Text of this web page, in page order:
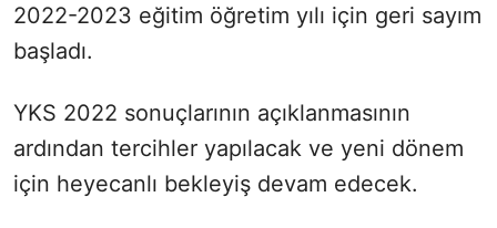
2022-2023 eğitim öğretim yılı için geri sayım
başladı.
YKS 2022 sonuçlarının açıklanmasının
ardından tercihler yapılacak ve yeni dönem
için heyecanlı bekleyiş devam edecek.